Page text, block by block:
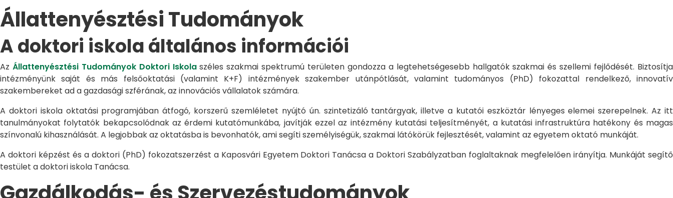
Állattenyésztési Tudományok
A doktori iskola általános információi
Az Állattenyésztési Tudományok Doktori Iskolaszéles szakmai spektrumú területen gondozza a legtehetségesebb hallgatók szakmai és szellemi fejlődését. Biztosítja
intézményünk saját és más felsőoktatási (valamint K+F) intézmények szakember utánpótlását, valamint tudományos (PhD) fokozattal rendelkező, innovatív
szakembereket ad a gazdasági szférának, az innovációs vállalatok számára.
A doktori iskola oktatási programjában átfogó, korszerű szemléletet nyújtó ún. szintetizáló tantárgyak, illetve a kutatói eszköztár lényeges elemei szerepelnek. Az itt
tanulmányokat folytatók bekapcsolódnak az érdemi kutatómunkába, javítják ezzel az intézmény kutatási teljesítményét, a kutatási infrastruktúra hatékony és magas
színvonalú kihasználását. A legjobbak az oktatásba is bevonhatók, ami segíti személyiségük, szakmai látókörük fejlesztését, valamint az egyetem oktató munkáját.
A doktori képzést és a doktori (PhD) fokozatszerzést a Kaposvári Egyetem Doktori Tanácsa a Doktori Szabályzatban foglaltaknak megfelelően irányítja. Munkáját segítő
testület a doktori iskola Tanácsa.